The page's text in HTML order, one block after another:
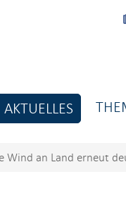
AKTUELLES
Wind an Land erneut